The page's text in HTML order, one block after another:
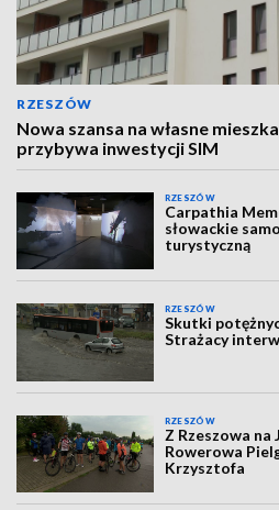
RZESZÓW
Nowa szansa na własne
przybywa inwestycji SIM
RZESZÓW
Carpathia
słowackie
turystyczną
RZESZÓW
Skutki
Strażacy
RZESZÓW
Z Rzeszowa na
Rowerowa
Krzysztofa